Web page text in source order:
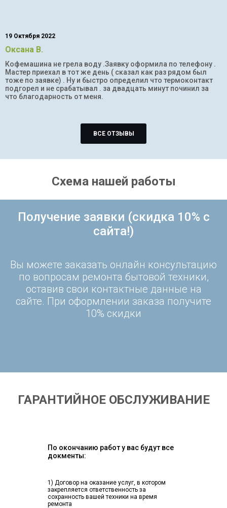
19 Октября 2022
Оксана В.
Кофемашина не грела воду .Заявку оформила по телефону .
Мастер приехал в тот же день ( сказал как раз рядом был
тоже по заявке) . Ну и быстро определил что термоконтакт
подгорел и не срабатывал . за двадцать минут починил за
что благодарность от меня.
ВСЕ ОТЗЫВЫ
Схема нашей работы
Получение заявки (скидка 10% с
сайта!)
Вы можете заказать онлайн консультацию
по вопросам ремонта бытовой техники,
оставив свои контактные данные на
сайте. При оформлении заказа получите
10% скидки
ГАРАНТИЙНОЕ ОБСЛУЖИВАНИЕ
По окончанию работ у вас будут все
докменты:
1) Договор на оказание услуг, в котором
закрепляется ответственность за
сохранность вашей техники на время
ремонта